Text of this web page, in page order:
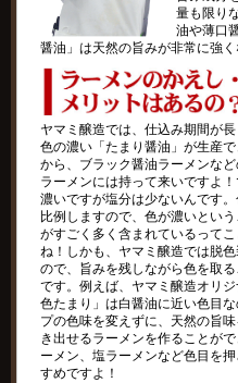
量も限り
油や薄口
醤油」は天然の旨みが非常に強く
ヤマミ醸造では、仕込み期間が
色の濃い「たまり醤油」が生産
から、ブラック醤油ラーメンな
ラーメンには持って来いですよ
濃いですが塩分は少ないんです
比例しますので、色が濃いとい
がすごく多く含まれているって
ね！しかも、ヤマミ醸造では脱
ので、旨みを残しながら色を取
です。例えば、ヤマミ醸造オリ
色たまり」は白醤油に近い色目
プの色味を変えずに、天然の旨味
き出せるラーメンを作ることが
ーメン、塩ラーメンなど色目を
すめですよ！